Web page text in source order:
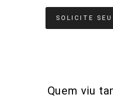
SOLICITE
Quem viu